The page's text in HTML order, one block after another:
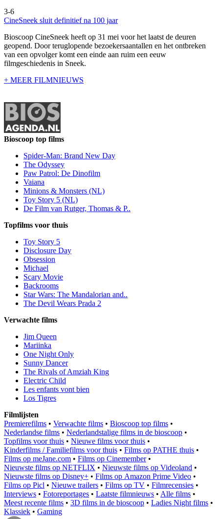
3-6
CineSneek sluit definitief na 100 jaar
Bioscoop CineSneek heeft op 31 mei voor het laatst de deuren
geopend. Door teruglopende bezoekersaantallen en het ontbreken
van een opvolger komt een einde aan ruim een eeuw
filmgeschiedenis in Sneek.
+ MEER FILMNIEUWS
Bioscoop top films
Spider-Man: Brand New Day
The Odyssey
Paw Patrol: De Dinofilm
Vaiana
Minions & Monsters (NL)
Toy Story 5 (NL)
De Film van Rutger, Thomas & P..
Topfilms voor thuis
Toy Story 5
Disclosure Day
Obsession
Michael
Scary Movie
Backrooms
Star Wars: The Mandalorian and..
The Devil Wears Prada 2
Verwachte films
Jim Queen
Mariinka
One Night Only
Sunny Dancer
The Rivals of Amziah King
Electric Child
Les enfants vont bien
Los Tigres
Filmlijsten
Premierefilms • Verwachte films • Bioscoop top films •
Nederlandse films • Nederlandstalige films in de bioscoop •
Topfilms voor thuis • Nieuwe films voor thuis •
Kinderfilms / Familiefilms voor thuis • Films op PATHE thuis •
Films op meJane.com • Films op Cinemember•
Nieuwste films op NETFLIX • Nieuwste films op Videoland •
Nieuwste films op Disney+ • Films op Amazon Prime Video •
Films op Picl • Nieuwe trailers • Films op TV • Filmrecensies •
Interviews • Fotoreportages • Laatste filmnieuws • Alle films •
Meest recente films • 3D films in de bioscoop • Ladies Night films •
Klassiek • Gaming